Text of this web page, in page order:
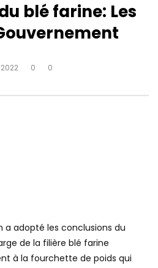
blé farine: Les
2022 0 0
a adopté les conclusions du
de la filière blé farine
à la fourchette de poids qui